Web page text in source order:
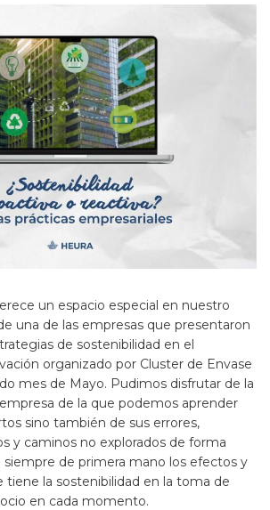
un espacio especial en nuestro
una de las empresas que presentaron
de sostenibilidad en el
organizado por Cluster de Envase
mes de Mayo. Pudimos disfrutar de la
de la que podemos aprender
sino también de sus errores,
y caminos no explorados de forma
siempre de primera mano los efectos y
tiene la sostenibilidad en la toma de
en cada momento.